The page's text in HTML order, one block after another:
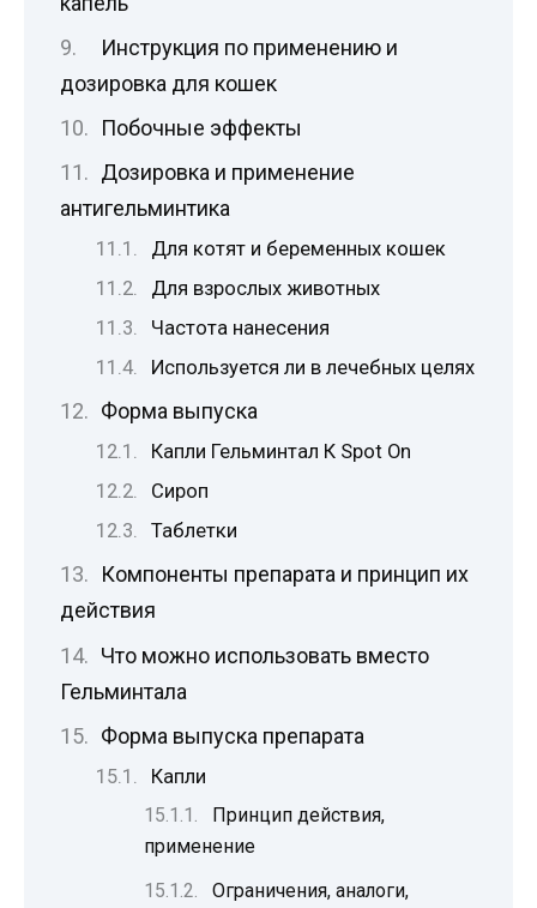
Инструкция по применению и
дозировка для кошек
Побочные эффекты
Дозировка и применение
антигельминтика
Для котят и беременных кошек
Для взрослых животных
Частота нанесения
Используется ли в лечебных целях
Форма выпуска
Капли Гельминтал К Spot On
Сироп
Таблетки
Компоненты препарата и принцип их
действия
Что можно использовать вместо
Гельминтала
Форма выпуска препарата
Капли
Принцип действия,
применение
Ограничения, аналоги,